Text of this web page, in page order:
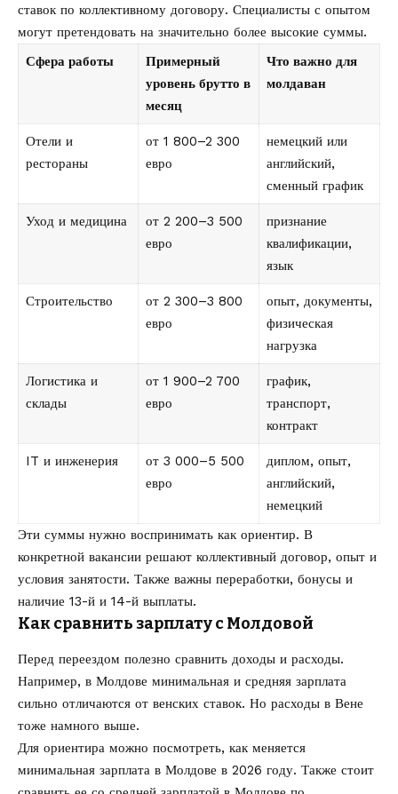
ставок по коллективному договору. Специалисты с опытом
могут претендовать на значительно более высокие суммы.
Сфера работы
Примерный
уровень брутто в
месяц
Что важно для
молдаван
Отели и
рестораны
от 1 800–2 300
евро
немецкий или
английский,
сменный график
Уход и медицина
от 2 200–3 500
евро
признание
квалификации,
язык
Строительство
от 2 300–3 800
евро
опыт, документы,
физическая
нагрузка
Логистика и
склады
от 1 900–2 700
евро
график,
транспорт,
контракт
IT и инженерия
от 3 000–5 500
евро
диплом, опыт,
английский,
немецкий
Эти суммы нужно воспринимать как ориентир. В
конкретной вакансии решают коллективный договор, опыт и
условия занятости. Также важны переработки, бонусы и
наличие 13-й и 14-й выплаты.
Как сравнить зарплату с Молдовой
Перед переездом полезно сравнить доходы и расходы.
Например, в Молдове минимальная и средняя зарплата
сильно отличаются от венских ставок. Но расходы в Вене
тоже намного выше.
Для ориентира можно посмотреть, как меняется
минимальная зарплата в Молдове в 2026 году. Также стоит